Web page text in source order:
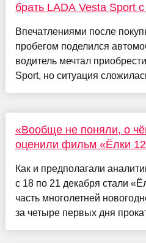
брать LADA Vesta Sport
Впечатлениями после
пробегом поделился
водитель мечтал
Sport, но ситуация
«Вообще не поняли, о
оценили фильм «Ёлки
Как и предполагали
с 18 по 21 декабря стали
часть многолетней
за четыре первых дня